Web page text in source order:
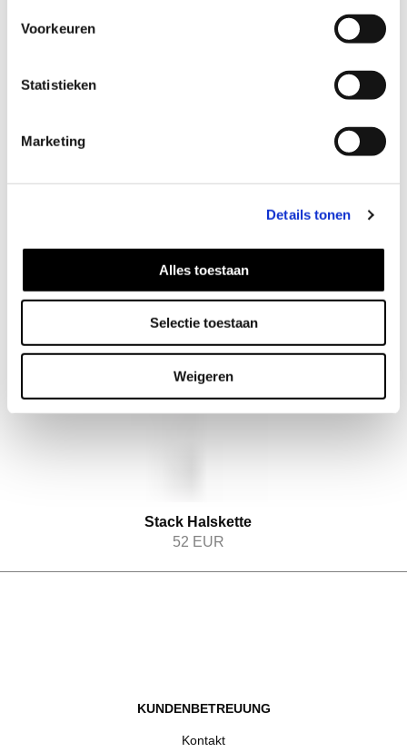
Voorkeuren
Statistieken
Marketing
Details tonen
Alles toestaan
Selectie toestaan
Weigeren
Stack Halskette
52 EUR
KUNDENBETREUUNG
Kontakt